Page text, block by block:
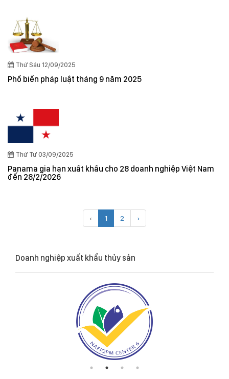
Thứ Sáu 12/09/2025
Phổ biến pháp luật tháng 9 năm 2025
Thứ Tư 03/09/2025
Panama gia hạn xuất khẩu cho 28 doanh nghiệp Việt Nam
đến 28/2/2026
‹ 1 2 ›
Doanh nghiệp xuất khẩu thủy sản